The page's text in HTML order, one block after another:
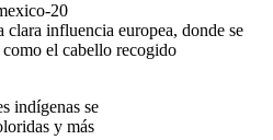
clara influencia europea, donde se
el cabello recogido
indígenas se
y más